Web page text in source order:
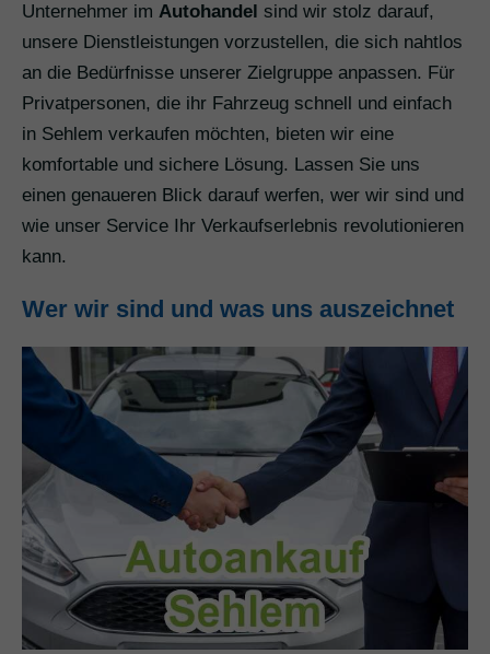
Unternehmer im Autohandel sind wir stolz darauf,
unsere Dienstleistungen vorzustellen, die sich nahtlos
an die Bedürfnisse unserer Zielgruppe anpassen. Für
Privatpersonen, die ihr Fahrzeug schnell und einfach
in Sehlem verkaufen möchten, bieten wir eine
komfortable und sichere Lösung. Lassen Sie uns
einen genaueren Blick darauf werfen, wer wir sind und
wie unser Service Ihr Verkaufserlebnis revolutionieren
kann.
Wer wir sind und was uns auszeichnet